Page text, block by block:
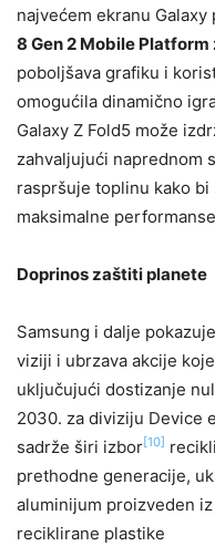
najvećem ekranu
8 Gen 2 Mobile Platform
poboljšava grafiku i
omogućila dinamično
Galaxy Z Fold5 može
zahvaljujući naprednom
raspršuje toplinu kako
maksimalne
Doprinos zaštiti planete
Samsung i dalje
viziji i ubrzava akcije
uključujući dostizanje
2030. za diviziju Device
sadrže širi izbor[10]
prethodne generacije,
aluminijum proizveden
reciklirane plastike